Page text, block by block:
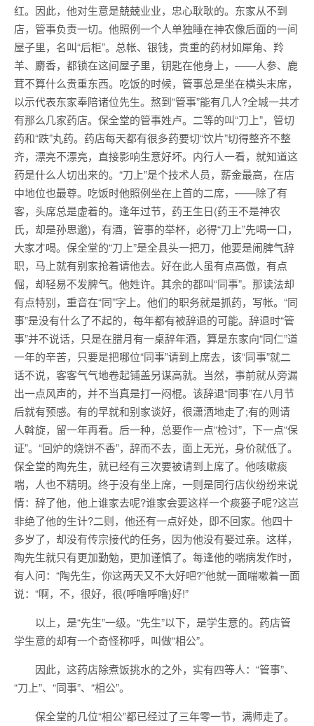
红。因此，他对生意是兢兢业业，忠心耿耿的。东家从不到
店，管事负责一切。他照例一个人单独睡在神农像后面的一间
屋子里，名叫“后柜”。总帐、银钱，贵重的药材如犀角、羚
羊、麝香，都锁在这间屋子里，钥匙在他身上，——人参、鹿
茸不算什么贵重东西。吃饭的时候，管事总是坐在横头末席，
以示代表东家奉陪诸位先生。熬到“管事”能有几人?全城一共才
有那么几家药店。保全堂的管事姓卢。二等的叫“刀上”，管切
药和“跌”丸药。药店每天都有很多药要切“饮片”切得整齐不整
齐，漂亮不漂亮，直接影响生意好坏。内行人一看，就知道这
药是什么人切出来的。“刀上”是个技术人员，薪金最高，在店
中地位也最尊。吃饭时他照例坐在上首的二席，——除了有
客，头席总是虚着的。逢年过节，药王生日(药王不是神农
氏，却是孙思邈)，有酒，管事的举杯，必得“刀上”先喝一口，
大家才喝。保全堂的“刀上”是全县头一把刀，他要是闹脾气辞
职，马上就有别家抢着请他去。好在此人虽有点高傲，有点
倔，却轻易不发脾气。他姓许。其余的都叫“同事”。那读法却
有点特别，重音在“同”字上。他们的职务就是抓药，写帐。“同
事”是没有什么了不起的，每年都有被辞退的可能。辞退时“管
事”并不说话，只是在腊月有一桌辞年酒，算是东家向“同仁”道
一年的辛苦，只要是把哪位“同事”请到上席去，该“同事”就二
话不说，客客气气地卷起铺盖另谋高就。当然，事前就从旁漏
出一点风声的，并不当真是打一闷棍。该辞退“同事”在八月节
后就有预感。有的早就和别家谈好，很潇洒地走了;有的则请
人斡旋，留一年再看。后一种，总要作一点“检讨”，下一点“保
证”。“回炉的烧饼不香”，辞而不去，面上无光，身价就低了。
保全堂的陶先生，就已经有三次要被请到上席了。他咳嗽痰
喘，人也不精明。终于没有坐上席，一则是同行店伙纷纷来说
情：辞了他，他上谁家去呢?谁家会要这样一个痰篓子呢?这岂
非绝了他的生计?二则，他还有一点好处，即不回家。他四十
多岁了，却没有传宗接代的任务，因为他没有娶过亲。这样，
陶先生就只有更加勤勉，更加谨慎了。每逢他的喘病发作时，
有人问：“陶先生，你这两天又不大好吧?”他就一面喘嗽着一面
说：“啊，不，很好，很(呼噜呼噜)好!”
以上，是“先生”一级。“先生”以下，是学生意的。药店管
学生意的却有一个奇怪称呼，叫做“相公”。
因此，这药店除煮饭挑水的之外，实有四等人：“管事”、
“刀上”、“同事”、“相公”。
保全堂的几位“相公”都已经过了三年零一节，满师走了。